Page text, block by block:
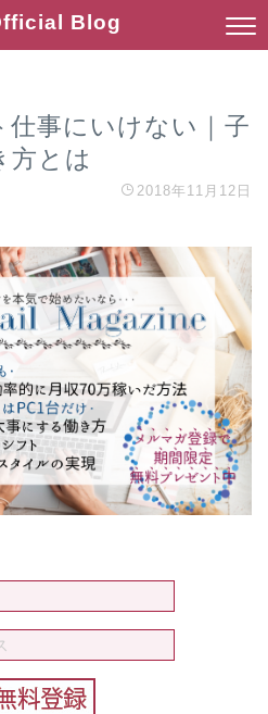
Blog
仕事にいけない｜子
方とは
2018年11月12日